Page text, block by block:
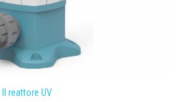
Il reattore UV